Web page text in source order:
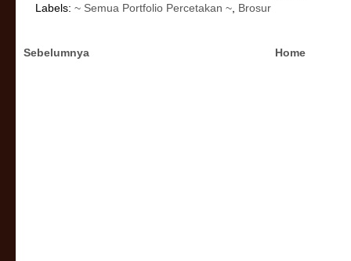
Labels: ~ Semua Portfolio Percetakan ~ Brosur
Sebelumnya Home